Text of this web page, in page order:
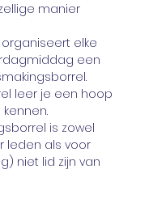
manier
elke
een
leer je een hoop
is zowel
leden als voor
niet lid zijn van